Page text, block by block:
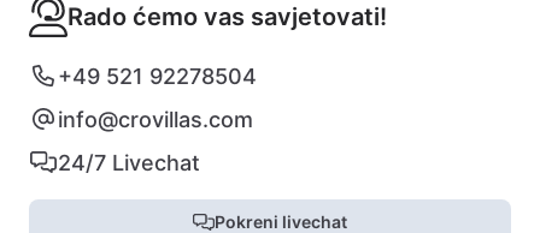
Rado ćemo vas savjetovati!
+49 521 92278504
info@crovillas.com
24/7 Livechat
Pokreni livechat